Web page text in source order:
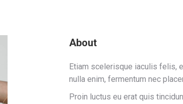
About
Etiam scelerisque iaculis felis,
nulla enim, fermentum nec
Proin luctus eu erat quis